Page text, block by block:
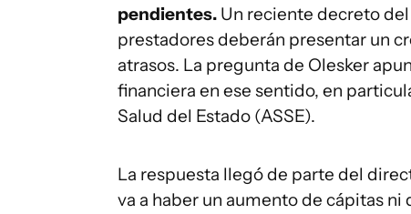
pendientes. Un reciente decreto
prestadores deberán presentar un
atrasos. La pregunta de Olesker
financiera en ese sentido, en
Salud del Estado (ASSE).
La respuesta llegó de parte del
va a haber un aumento de cápitas